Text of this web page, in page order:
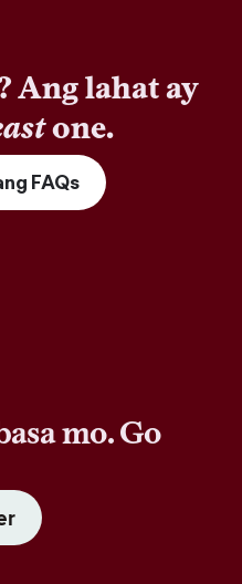
Ang lahat ay
one.
FAQs
mo. Go